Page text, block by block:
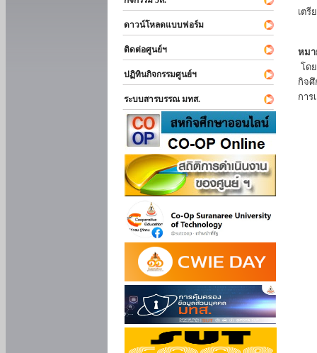
ดาวน์โหลดแบบฟอร์ม
ติดต่อศูนย์ฯ
ปฏิทินกิจกรรมศูนย์ฯ
ระบบสารบรรณ มทส.
เตรี
หมา
โด
กิจ
การ